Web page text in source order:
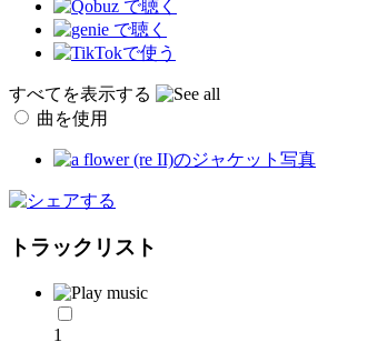
すべてを表示する
曲を使用
トラックリスト
1